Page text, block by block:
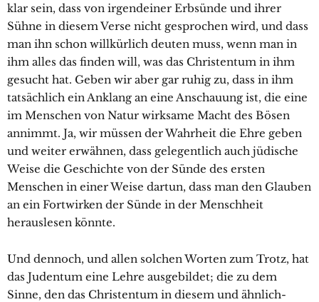
klar sein, dass von irgendeiner Erbsünde und ihrer
Sühne in diesem Verse nicht gesprochen wird, und dass
man ihn schon willkürlich deuten muss, wenn man in
ihm alles das finden will, was das Christentum in ihm
gesucht hat. Geben wir aber gar ruhig zu, dass in ihm
tatsächlich ein Anklang an eine Anschauung ist, die eine
im Menschen von Natur wirksame Macht des Bösen
annimmt. Ja, wir müssen der Wahrheit die Ehre geben
und weiter erwähnen, dass gelegentlich auch jüdische
Weise die Geschichte von der Sünde des ersten
Menschen in einer Weise dartun, dass man den Glauben
an ein Fortwirken der Sünde in der Menschheit
herauslesen könnte.
Und dennoch, und allen solchen Worten zum Trotz, hat
das Judentum eine Lehre ausgebildet; die zu dem
Sinne, den das Christentum in diesem und ähnlich-